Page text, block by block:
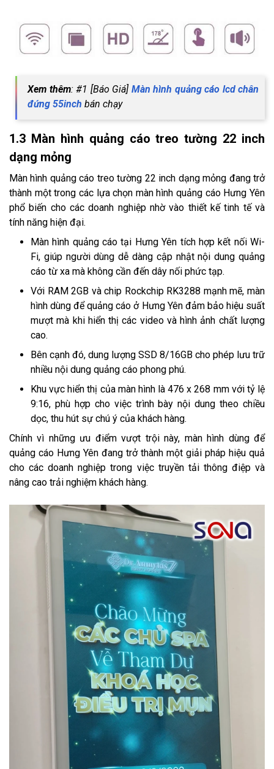
Xem thêm: #1 [Báo Giá] Màn hình quảng cáo lcd chân
đứng 55inch bán chạy
1.3 Màn hình quảng cáo treo tường 22 inch
dạng mỏng
Màn hình quảng cáo treo tường 22 inch dạng mỏng đang trở
thành một trong các lựa chọn màn hình quảng cáo Hưng Yên
phổ biến cho các doanh nghiệp nhờ vào thiết kế tinh tế và
tính năng hiện đại.
Màn hình quảng cáo tại Hưng Yên tích hợp kết nối Wi-
Fi, giúp người dùng dễ dàng cập nhật nội dung quảng
cáo từ xa mà không cần đến dây nối phức tạp.
Với RAM 2GB và chip Rockchip RK3288 mạnh mẽ, màn
hình dùng để quảng cáo ở Hưng Yên đảm bảo hiệu suất
mượt mà khi hiển thị các video và hình ảnh chất lượng
cao.
Bên cạnh đó, dung lượng SSD 8/16GB cho phép lưu trữ
nhiều nội dung quảng cáo phong phú.
Khu vực hiển thị của màn hình là 476 x 268 mm với tỷ lệ
9:16, phù hợp cho việc trình bày nội dung theo chiều
dọc, thu hút sự chú ý của khách hàng.
Chính vì những ưu điểm vượt trội này, màn hình dùng để
quảng cáo Hưng Yên đang trở thành một giải pháp hiệu quả
cho các doanh nghiệp trong việc truyền tải thông điệp và
nâng cao trải nghiệm khách hàng.